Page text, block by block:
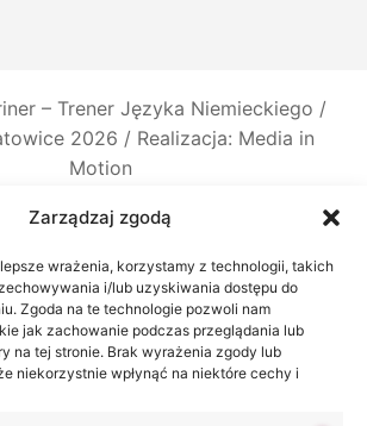
Zarządzaj zgodą
wrażenia, korzystamy z technologii, takich
i/lub uzyskiwania dostępu do
Zgoda na te technologie pozwoli nam
jak zachowanie podczas przeglądania lub
na tej stronie. Brak wyrażenia zgody lub
niekorzystnie wpłynąć na niektóre cechy i
– Trener Języka Niemieckiego /
2026 / Realizacja: Media in
Motion